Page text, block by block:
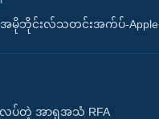
မိုဘိုင်းလ်သတင်းအက်ပ်-Apple
တဲ့ အာရှအသံ RFA